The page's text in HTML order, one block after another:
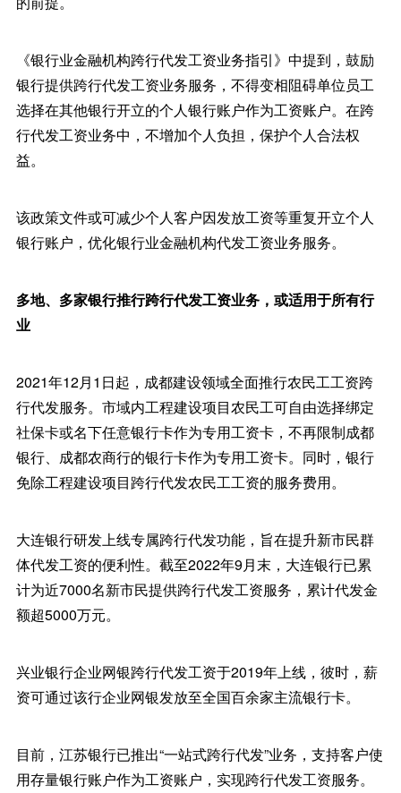
《银行业金融机构跨行代发工资业务指引》中提到，鼓励
银行提供跨行代发工资业务服务，不得变相阻碍单位员工
选择在其他银行开立的个人银行账户作为工资账户。在跨
行代发工资业务中，不增加个人负担，保护个人合法权
益。
该政策文件或可减少个人客户因发放工资等重复开立个人
银行账户，优化银行业金融机构代发工资业务服务。
多地、多家银行推行跨行代发工资业务，或适用于所有行
业
2021年12月1日起，成都建设领域全面推行农民工工资跨
行代发服务。市域内工程建设项目农民工可自由选择绑定
社保卡或名下任意银行卡作为专用工资卡，不再限制成都
银行、成都农商行的银行卡作为专用工资卡。同时，银行
免除工程建设项目跨行代发农民工工资的服务费用。
大连银行研发上线专属跨行代发功能，旨在提升新市民群
体代发工资的便利性。截至2022年9月末，大连银行已累
计为近7000名新市民提供跨行代发工资服务，累计代发金
额超5000万元。
兴业银行企业网银跨行代发工资于2019年上线，彼时，薪
资可通过该行企业网银发放至全国百余家主流银行卡。
目前，江苏银行已推出“一站式跨行代发”业务，支持客户使
用存量银行账户作为工资账户，实现跨行代发工资服务。